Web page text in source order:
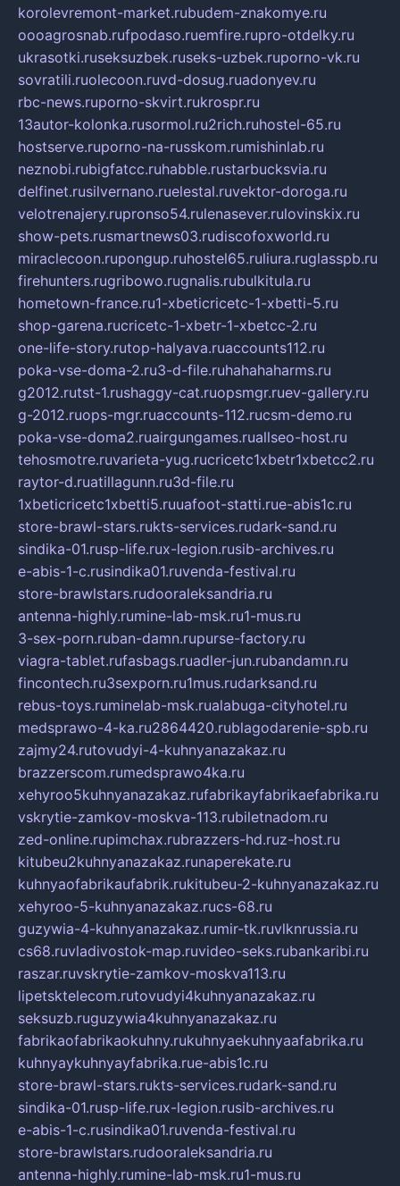
korolevremont-market.rubudem-znakomye.ru
oooagrosnab.rufpodaso.ruemfire.rupro-otdelky.ru
ukrasotki.ruseksuzbek.ruseks-uzbek.ruporno-vk.ru
sovratili.ruolecoon.ruvd-dosug.ruadonyev.ru
rbc-news.ruporno-skvirt.rukrospr.ru
13autor-kolonka.rusormol.ru2rich.ruhostel-65.ru
hostserve.ruporno-na-russkom.rumishinlab.ru
neznobi.rubigfatcc.ruhabble.rustarbucksvia.ru
delfinet.rusilvernano.ruelestal.ruvektor-doroga.ru
velotrenajery.rupronso54.rulenasever.rulovinskix.ru
show-pets.rusmartnews03.rudiscofoxworld.ru
miraclecoon.rupongup.ruhostel65.ruliura.ruglasspb.ru
firehunters.rugribowo.rugnalis.rubulkitula.ru
hometown-france.ru1-xbeticricetc-1-xbetti-5.ru
shop-garena.rucricetc-1-xbetr-1-xbetcc-2.ru
one-life-story.rutop-halyava.ruaccounts112.ru
poka-vse-doma-2.ru3-d-file.ruhahahaharms.ru
g2012.rutst-1.rushaggy-cat.ruopsmgr.ruev-gallery.ru
g-2012.ruops-mgr.ruaccounts-112.rucsm-demo.ru
poka-vse-doma2.ruairgungames.ruallseo-host.ru
tehosmotre.ruvarieta-yug.rucricetc1xbetr1xbetcc2.ru
raytor-d.ruatillagunn.ru3d-file.ru
1xbeticricetc1xbetti5.ruuafoot-statti.rue-abis1c.ru
store-brawl-stars.rukts-services.rudark-sand.ru
sindika-01.rusp-life.rux-legion.rusib-archives.ru
e-abis-1-c.rusindika01.ruvenda-festival.ru
store-brawlstars.rudooraleksandria.ru
antenna-highly.rumine-lab-msk.ru1-mus.ru
3-sex-porn.ruban-damn.rupurse-factory.ru
viagra-tablet.rufasbags.ruadler-jun.rubandamn.ru
fincontech.ru3sexporn.ru1mus.rudarksand.ru
rebus-toys.ruminelab-msk.rualabuga-cityhotel.ru
medsprawo-4-ka.ru2864420.rublagodarenie-spb.ru
zajmy24.rutovudyi-4-kuhnyanazakaz.ru
brazzerscom.rumedsprawo4ka.ru
xehyroo5kuhnyanazakaz.rufabrikayfabrikaefabrika.ru
vskrytie-zamkov-moskva-113.rubiletnadom.ru
zed-online.rupimchax.rubrazzers-hd.ruz-host.ru
kitubeu2kuhnyanazakaz.runaperekate.ru
kuhnyaofabrikaufabrik.rukitubeu-2-kuhnyanazakaz.ru
xehyroo-5-kuhnyanazakaz.rucs-68.ru
guzywia-4-kuhnyanazakaz.rumir-tk.ruvlknrussia.ru
cs68.ruvladivostok-map.ruvideo-seks.rubankaribi.ru
raszar.ruvskrytie-zamkov-moskva113.ru
lipetsktelecom.rutovudyi4kuhnyanazakaz.ru
seksuzb.ruguzywia4kuhnyanazakaz.ru
fabrikaofabrikaokuhny.rukuhnyaekuhnyaafabrika.ru
kuhnyaykuhnyayfabrika.rue-abis1c.ru
store-brawl-stars.rukts-services.rudark-sand.ru
sindika-01.rusp-life.rux-legion.rusib-archives.ru
e-abis-1-c.rusindika01.ruvenda-festival.ru
store-brawlstars.rudooraleksandria.ru
antenna-highly.rumine-lab-msk.ru1-mus.ru